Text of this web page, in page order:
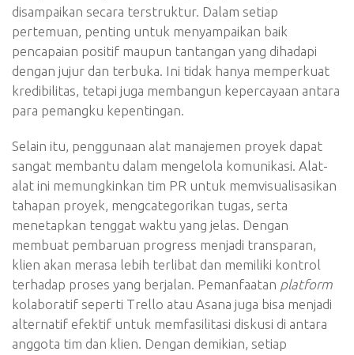
disampaikan secara terstruktur. Dalam setiap
pertemuan, penting untuk menyampaikan baik
pencapaian positif maupun tantangan yang dihadapi
dengan jujur dan terbuka. Ini tidak hanya memperkuat
kredibilitas, tetapi juga membangun kepercayaan antara
para pemangku kepentingan.
Selain itu, penggunaan alat manajemen proyek dapat
sangat membantu dalam mengelola komunikasi. Alat-
alat ini memungkinkan tim PR untuk memvisualisasikan
tahapan proyek, mengcategorikan tugas, serta
menetapkan tenggat waktu yang jelas. Dengan
membuat pembaruan progress menjadi transparan,
klien akan merasa lebih terlibat dan memiliki kontrol
terhadap proses yang berjalan. Pemanfaatan platform
kolaboratif seperti Trello atau Asana juga bisa menjadi
alternatif efektif untuk memfasilitasi diskusi di antara
anggota tim dan klien. Dengan demikian, setiap